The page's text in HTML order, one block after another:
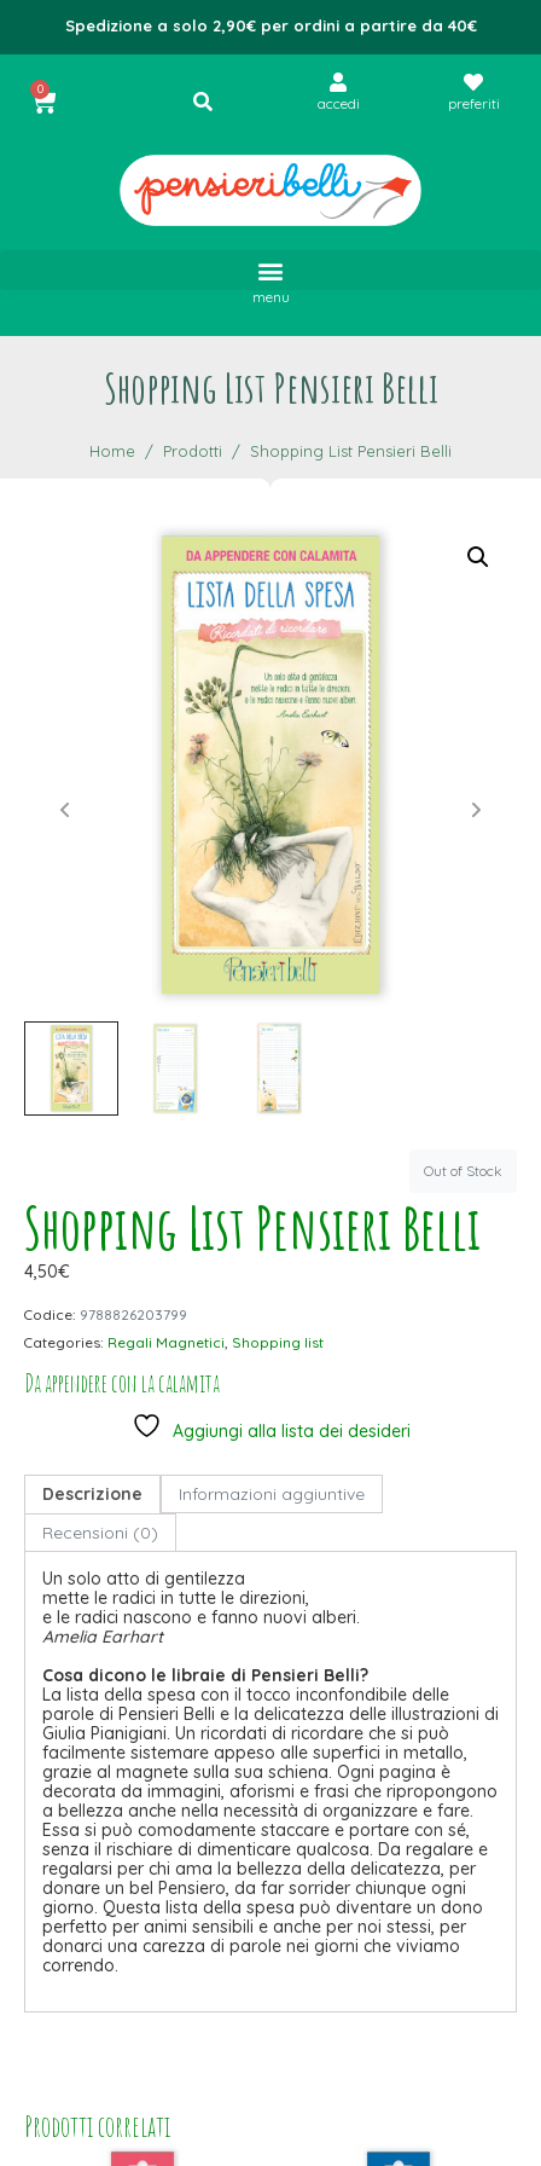
Spedizione a solo 2,90€ per ordini a partire da 40€
0
accedi preferiti
menu
Shopping List Pensieri Belli
Home Prodotti Shopping List Pensieri Belli
Out of Stock
Shopping List Pensieri Belli
4,50€
Codice: 9788826203799
Categories: Regali Magnetici Shopping list
Da appendere con la calamita
Aggiungi alla lista dei desideri
Descrizione
Informazioni aggiuntive
Recensioni (0)
Un solo atto di gentilezza
mette le radici in tutte le direzioni,
e le radici nascono e fanno nuovi alberi.
Amelia Earhart
Cosa dicono le libraie di Pensieri Belli?
La lista della spesa con il tocco inconfondibile delle
parole di Pensieri Belli e la delicatezza delle illustrazioni di
Giulia Pianigiani. Un ricordati di ricordare che si può
facilmente sistemare appeso alle superfici in metallo,
grazie al magnete sulla sua schiena. Ogni pagina è
decorata da immagini, aforismi e frasi che ripropongono
a bellezza anche nella necessità di organizzare e fare.
Essa si può comodamente staccare e portare con sé,
senza il rischiare di dimenticare qualcosa. Da regalare e
regalarsi per chi ama la bellezza della delicatezza, per
donare un bel Pensiero, da far sorrider chiunque ogni
giorno. Questa lista della spesa può diventare un dono
perfetto per animi sensibili e anche per noi stessi, per
donarci una carezza di parole nei giorni che viviamo
correndo.
Prodotti correlati